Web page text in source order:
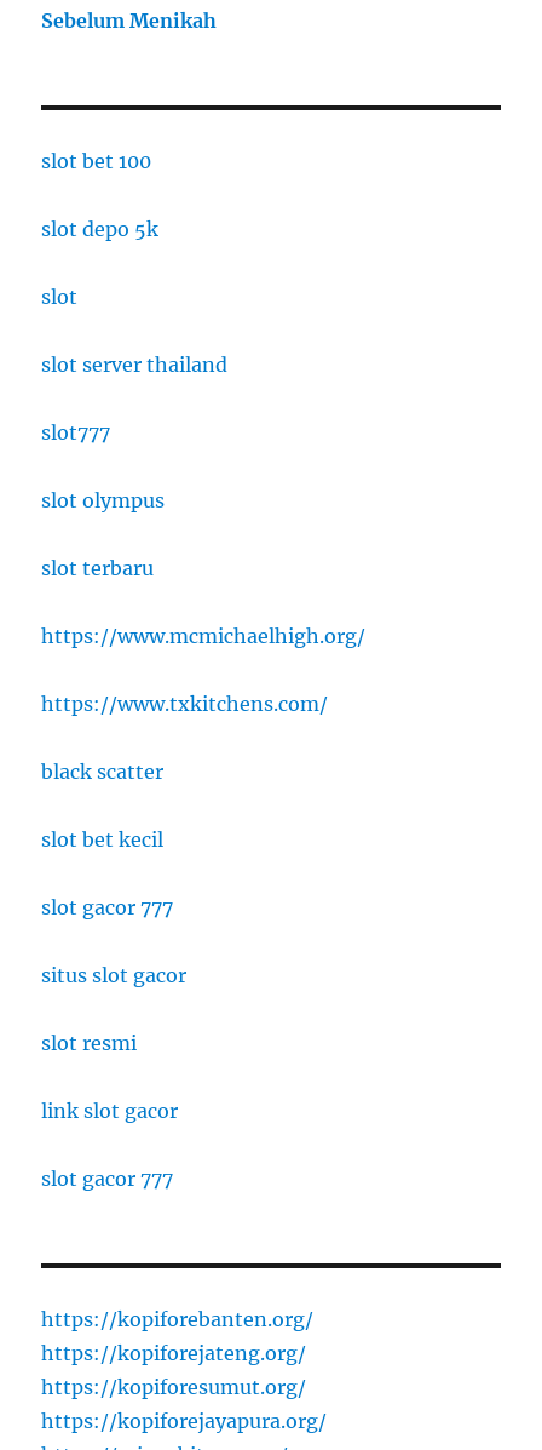
Sebelum Menikah
slot bet 100
slot depo 5k
slot
slot server thailand
slot777
slot olympus
slot terbaru
https://www.mcmichaelhigh.org/
https://www.txkitchens.com/
black scatter
slot bet kecil
slot gacor 777
situs slot gacor
slot resmi
link slot gacor
slot gacor 777
https://kopiforebanten.org/
https://kopiforejateng.org/
https://kopiforesumut.org/
https://kopiforejayapura.org/